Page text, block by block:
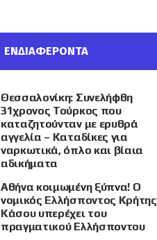
ΕΝΔΙΑΦΕΡΟΝΤΑ
Θεσσαλονίκη: Συνελήφθη
31χρονος Τούρκος που
καταζητούνταν με ερυθρά
αγγελία – Καταδίκες για
ναρκωτικά, όπλο και βίαια
αδικήματα
Αθήνα κοιμωμένη ξύπνα! Ο
νομικός Ελλήσποντος Κρήτης
Κάσου υπερέχει του
πραγματικού Ελλήσποντου